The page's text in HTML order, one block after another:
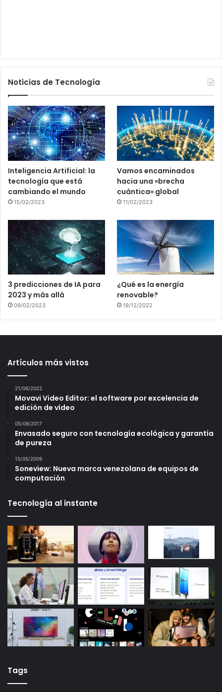
Noticias de Tecnología
Inteligencia Artificial: la
tecnología que está
cambiando el mundo
15/02/2023
Vamos encaminados
hacia una «brecha
cuántica» global
11/02/2023
3 predicciones de IA para
2023 y más allá
09/02/2023
¿Qué es la energía
renovable?
19/12/2022
Artículos más vistos
21/06/2022
Movavi Video Editor: el software por excelencia de
edición de vídeo
05/08/2017
Envasado seguro con tecnología ecológica y garantía
de pureza
15/05/2009
Soneview: Nueva marca venezolana de equipos de
computación
Tecnología al instante
Tags